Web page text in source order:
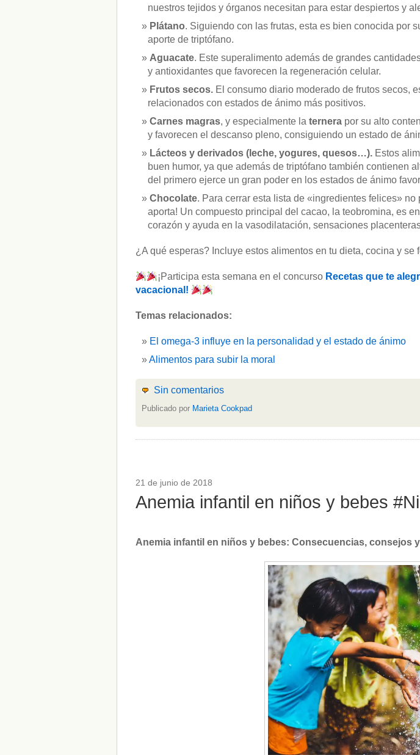
nuestros tejidos y órganos necesitan para estar despiertos y
Plátano. Siguiendo con las frutas, esta es bien conocida por
aporte de triptófano.
Aguacate. Este superalimento además de grandes
y antioxidantes que favorecen la regeneración celular.
Frutos secos. El consumo diario moderado de frutos secos,
relacionados con estados de ánimo más positivos.
Carnes magras, y especialmente la ternera por su alto
y favorecen el descanso pleno, consiguiendo un estado de
Lácteos y derivados (leche, yogures, quesos…). Estos
buen humor, ya que además de triptófano también contienen
del primero ejerce un gran poder en los estados de ánimo
Chocolate. Para cerrar esta lista de «ingredientes felices»
aporta! Un compuesto principal del cacao, la teobromina, es
corazón y ayuda en la vasodilatación, sensaciones
¿A qué esperas? Incluye estos alimentos en tu dieta, cocina y se
¡Participa esta semana en el concurso Recetas que te
vacacional!
Temas relacionados:
El omega-3 influye en la personalidad y el estado de ánimo
Alimentos para subir la moral
Sin comentarios
Publicado por Marieta Cookpad
21 de junio de 2018
Anemia infantil en niños y bebes
Anemia infantil en niños y bebes: Consecuencias, consejos